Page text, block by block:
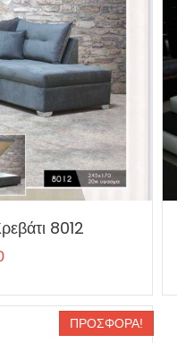
8012
ΠΡΟΣΦΟΡΆ!